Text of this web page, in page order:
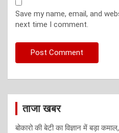
Save my name, email, and
next time I comment.
ताजा खबर
बोकारो की बेटी का विज्ञान में बड़ा